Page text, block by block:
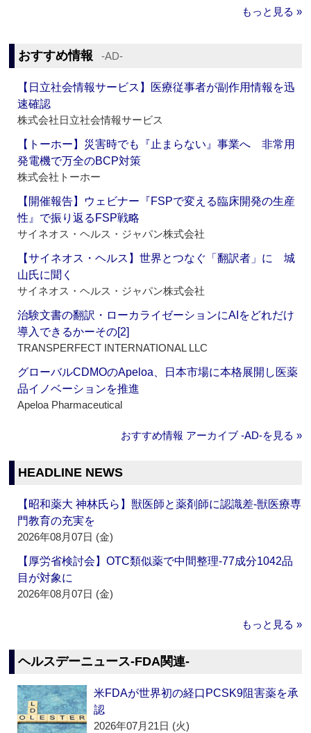
もっと見る »
おすすめ情報 ‐AD‐
【日立社会情報サービス】医療従事者が副作用情報を迅
速確認
株式会社日立社会情報サービス
【トーホー】災害時でも『止まらない』事業へ 非常用
発電機で万全のBCP対策
株式会社トーホー
【開催報告】ウェビナー『FSPで変える臨床開発の生産
性』で振り返るFSP戦略
サイネオス・ヘルス・ジャパン株式会社
【サイネオス・ヘルス】世界とつなぐ「翻訳者」に 城
山氏に聞く
サイネオス・ヘルス・ジャパン株式会社
治験文書の翻訳・ローカライゼーションにAIをどれだけ
導入できるかーその[2]
TRANSPERFECT INTERNATIONAL LLC
グローバルCDMOのApeloa、日本市場に本格展開し医薬
品イノベーションを推進
Apeloa Pharmaceutical
おすすめ情報 アーカイブ ‐AD‐を見る »
HEADLINE NEWS
【昭和薬大 神林氏ら】獣医師と薬剤師に認識差‐獣医療専
門教育の充実を
2026年08月07日 (金)
【厚労省検討会】OTC類似薬で中間整理‐77成分1042品
目が対象に
2026年08月07日 (金)
もっと見る »
ヘルスデーニュース‐FDA関連‐
米FDAが世界初の経口PCSK9阻害薬を承
認
2026年07月21日 (火)